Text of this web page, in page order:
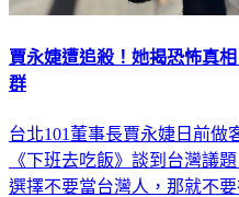
賈永婕遭追殺！她揭恐怖真
群
台北101董事長賈永婕日前做
《下班去吃飯》談到台灣議
選擇不要當台灣人，那就不